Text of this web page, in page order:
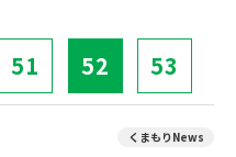
51 52 53
くまもりNews